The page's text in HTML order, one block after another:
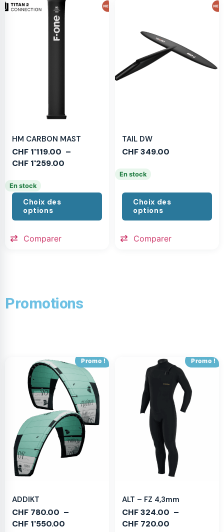
HM CARBON MAST
CHF 1'119.00 –
CHF 1'259.00
En stock
Choix des
options
Comparer
TAIL DW
CHF349.00
En stock
Choix des
options
Comparer
Promotions
Promo !
ADDIKT
CHF 780.00 –
CHF 1'550.00
Promo !
ALT – FZ 4,3mm
CHF324.00 –
CHF 720.00